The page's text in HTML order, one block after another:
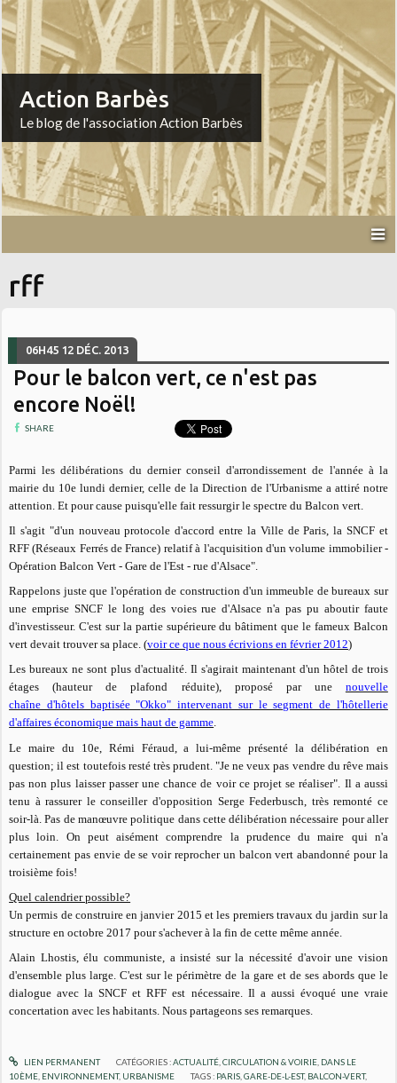
Action Barbès
Le blog de l'association Action Barbès
rff
06H45 12 DÉC. 2013
Pour le balcon vert, ce n'est pas
encore Noël!
SHARE
Parmi les délibérations du dernier conseil d'arrondissement de l'année à la
mairie du 10e lundi dernier, celle de la Direction de l'Urbanisme a attiré notre
attention. Et pour cause puisqu'elle fait ressurgir le spectre du Balcon vert.
Il s'agit "d'un nouveau protocole d'accord entre la Ville de Paris, la SNCF et
RFF (Réseaux Ferrés de France) relatif à l'acquisition d'un volume immobilier -
Opération Balcon Vert - Gare de l'Est - rue d'Alsace".
Rappelons juste que l'opération de construction d'un immeuble de bureaux sur
une emprise SNCF le long des voies rue d'Alsace n'a pas pu aboutir faute
d'investisseur. C'est sur la partie supérieure du bâtiment que le fameux Balcon
vert devait trouver sa place. (voir ce que nous écrivions en février 2012)
Les bureaux ne sont plus d'actualité. Il s'agirait maintenant d'un hôtel de trois
étages (hauteur de plafond réduite), proposé par une nouvelle
chaîne d'hôtels baptisée "Okko" intervenant sur le segment de l'hôtellerie
d'affaires économique mais haut de gamme.
Le maire du 10e, Rémi Féraud, a lui-même présenté la délibération en
question; il est toutefois resté très prudent. "Je ne veux pas vendre du rêve mais
pas non plus laisser passer une chance de voir ce projet se réaliser". Il a aussi
tenu à rassurer le conseiller d'opposition Serge Federbusch, très remonté ce
soir-là. Pas de manœuvre politique dans cette délibération nécessaire pour aller
plus loin. On peut aisément comprendre la prudence du maire qui n'a
certainement pas envie de se voir reprocher un balcon vert abandonné pour la
troisième fois!
Quel calendrier possible?
Un permis de construire en janvier 2015 et les premiers travaux du jardin sur la
structure en octobre 2017 pour s'achever à la fin de cette même année.
Alain Lhostis, élu communiste, a insisté sur la nécessité d'avoir une vision
d'ensemble plus large. C'est sur le périmètre de la gare et de ses abords que le
dialogue avec la SNCF et RFF est nécessaire. Il a aussi évoqué une vraie
concertation avec les habitants. Nous partageons ses remarques.
LIEN PERMANENT CATÉGORIES :ACTUALITÉ,CIRCULATION & VOIRIE, DANS LE
10ÈME, ENVIRONNEMENT, URBANISME TAGS : PARIS,GARE-DE-L-EST, BALCON-VERT,